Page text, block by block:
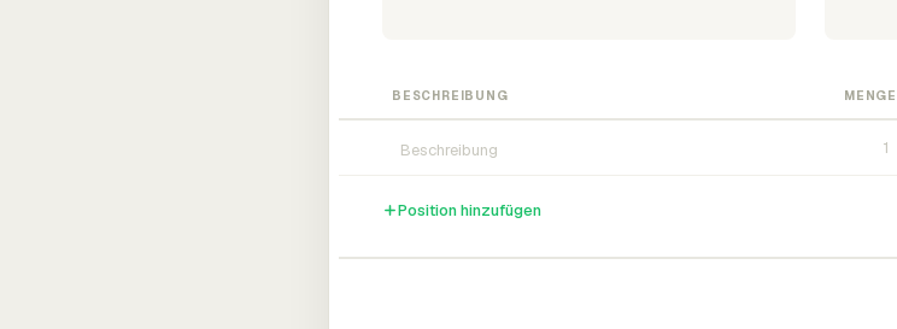
BESCHREIBUNG MENGE
Position hinzufügen